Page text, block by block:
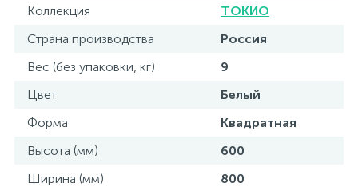
Коллекция
ТОКИО
Страна производства
Россия
Вес (без упаковки, кг)
9
Цвет
Белый
Форма
Квадратная
Высота (мм)
600
Ширина (мм)
800